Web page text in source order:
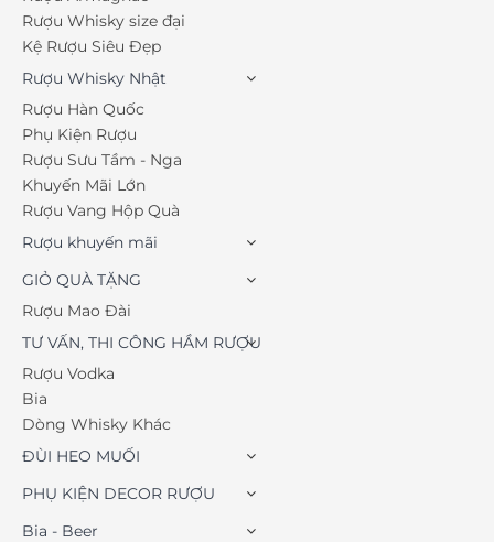
Rượu Whisky size đại
Kệ Rượu Siêu Đẹp
Rượu Whisky Nhật
Rượu Hàn Quốc
Phụ Kiện Rượu
Rượu Sưu Tầm - Nga
Khuyến Mãi Lớn
Rượu Vang Hộp Quà
Rượu khuyến mãi
GIỎ QUÀ TẶNG
Rượu Mao Đài
TƯ VẤN, THI CÔNG HẦM RƯỢU
Rượu Vodka
Bia
Dòng Whisky Khác
ĐÙI HEO MUỐI
PHỤ KIỆN DECOR RƯỢU
Bia - Beer